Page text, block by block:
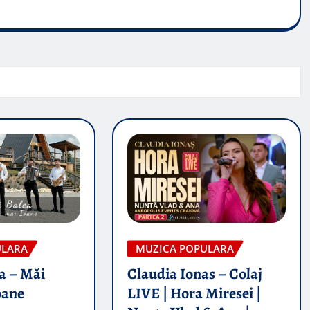
– Măi
MUZICA POPULARA
Claudia Ionas – Colaj
LIVE | Hora Miresei |